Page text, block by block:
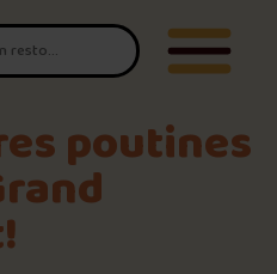
Ouvrir/
T'es un vrai
amateur de poutine?
Noter une poutine!
Trouve une POUTZ sur la carte
poutines